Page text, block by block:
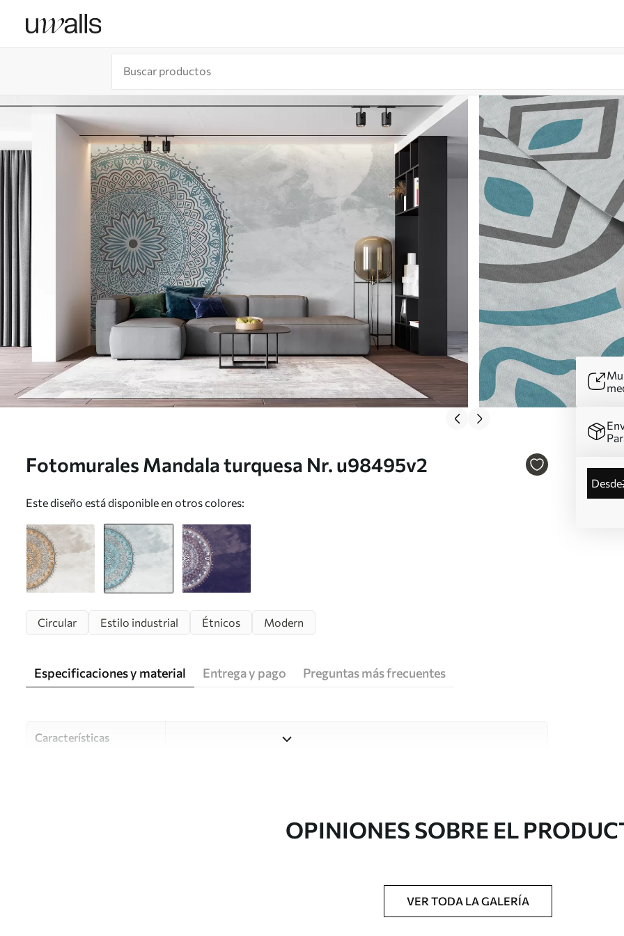
Fotomurales Mandala turquesa Nr. u98495v2
Este diseño está disponible en otros colores:
desde
Circular Estilo industrial Étnicos Modern
Especificaciones y material Entrega y pago Preguntas más frecuentes
Características
Estudio de diseño Uwalls
Impreso bajo pedido y entregado en rollos de hasta 50 cm de ancho.
OPINIONES SOBRE EL
VER TODA LA GALERÍA